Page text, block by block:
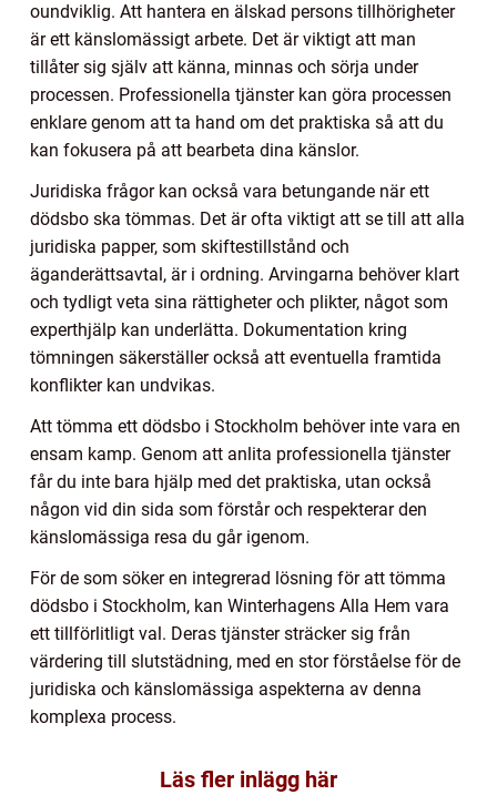
oundviklig. Att hantera en älskad persons tillhörigheter
är ett känslomässigt arbete. Det är viktigt att man
tillåter sig själv att känna, minnas och sörja under
processen. Professionella tjänster kan göra processen
enklare genom att ta hand om det praktiska så att du
kan fokusera på att bearbeta dina känslor.
Juridiska frågor kan också vara betungande när ett
dödsbo ska tömmas. Det är ofta viktigt att se till att alla
juridiska papper, som skiftestillstånd och
äganderättsavtal, är i ordning. Arvingarna behöver klart
och tydligt veta sina rättigheter och plikter, något som
experthjälp kan underlätta. Dokumentation kring
tömningen säkerställer också att eventuella framtida
konflikter kan undvikas.
Att tömma ett dödsbo i Stockholm behöver inte vara en
ensam kamp. Genom att anlita professionella tjänster
får du inte bara hjälp med det praktiska, utan också
någon vid din sida som förstår och respekterar den
känslomässiga resa du går igenom.
För de som söker en integrerad lösning för att tömma
dödsbo i Stockholm, kan Winterhagens Alla Hem vara
ett tillförlitligt val. Deras tjänster sträcker sig från
värdering till slutstädning, med en stor förståelse för de
juridiska och känslomässiga aspekterna av denna
komplexa process.
Läs fler inlägg här